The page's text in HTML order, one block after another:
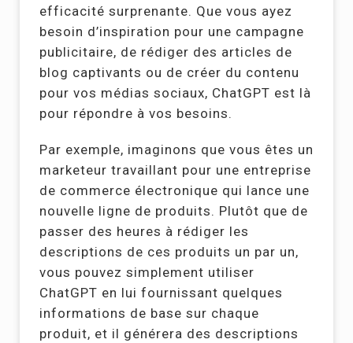
efficacité surprenante. Que vous ayez
besoin d’inspiration pour une campagne
publicitaire, de rédiger des articles de
blog captivants ou de créer du contenu
pour vos médias sociaux, ChatGPT est là
pour répondre à vos besoins.
Par exemple, imaginons que vous êtes un
marketeur travaillant pour une entreprise
de commerce électronique qui lance une
nouvelle ligne de produits. Plutôt que de
passer des heures à rédiger les
descriptions de ces produits un par un,
vous pouvez simplement utiliser
ChatGPT en lui fournissant quelques
informations de base sur chaque
produit, et il générera des descriptions